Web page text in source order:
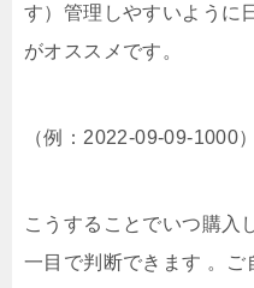
す）管理しやすいように
がオススメです。
（例：2022-09-09-1000）
こうすることでいつ購入
一目で判断できます 。ご